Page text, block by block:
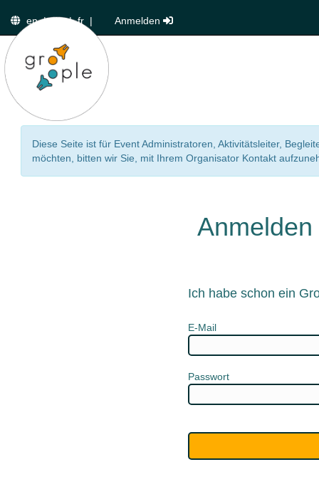
en|de|fr | Anmelden
Diese Seite ist für Event Administratoren, Aktivitätsleiter,
möchten, bitten wir Sie, mit Ihrem Organisator Kontakt
Anmelden
Ich habe schon ein
E-Mail
Passwort